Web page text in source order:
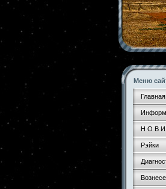
Меню
Н О В И
Рэйки